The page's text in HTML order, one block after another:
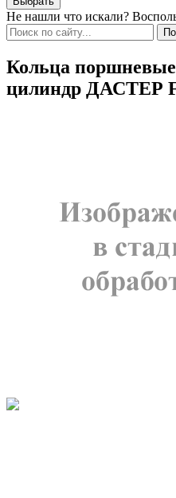
Не нашли что искали?
Кольца
цилиндр ДАСТЕР